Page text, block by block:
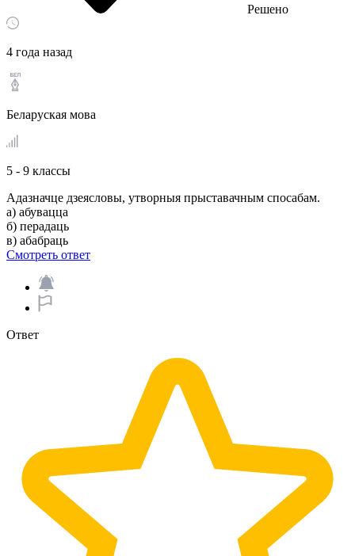
Решено
4 года назад
Беларуская мова
5 - 9 классы
Адазначце дзеясловы, утворныя прыставачным спосабам.
а) абувацца
б) перадаць
в) абабраць​
Смотреть ответ
Ответ